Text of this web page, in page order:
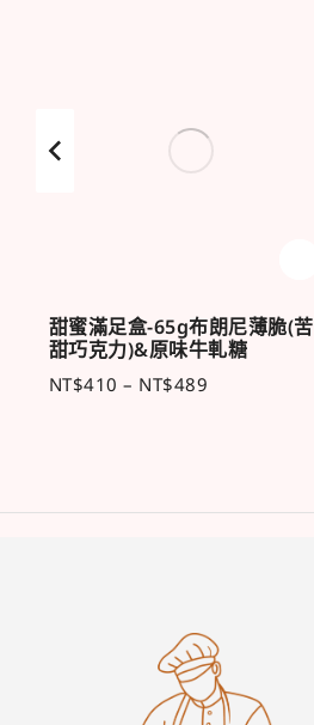
甜蜜滿足盒-65g布朗尼薄脆(苦
甜巧克力)&原味牛軋糖
NT$410 – NT$489